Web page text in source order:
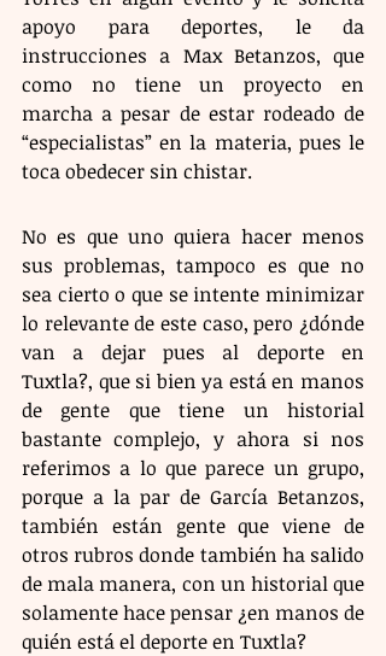
apoyo para deportes, le da
instrucciones a Max Betanzos, que
como no tiene un proyecto en
marcha a pesar de estar rodeado de
“especialistas” en la materia, pues le
toca obedecer sin chistar.
No es que uno quiera hacer menos
sus problemas, tampoco es que no
sea cierto o que se intente minimizar
lo relevante de este caso, pero ¿dónde
van a dejar pues al deporte en
Tuxtla?, que si bien ya está en manos
de gente que tiene un historial
bastante complejo, y ahora si nos
referimos a lo que parece un grupo,
porque a la par de García Betanzos,
también están gente que viene de
otros rubros donde también ha salido
de mala manera, con un historial que
solamente hace pensar ¿en manos de
quién está el deporte en Tuxtla?